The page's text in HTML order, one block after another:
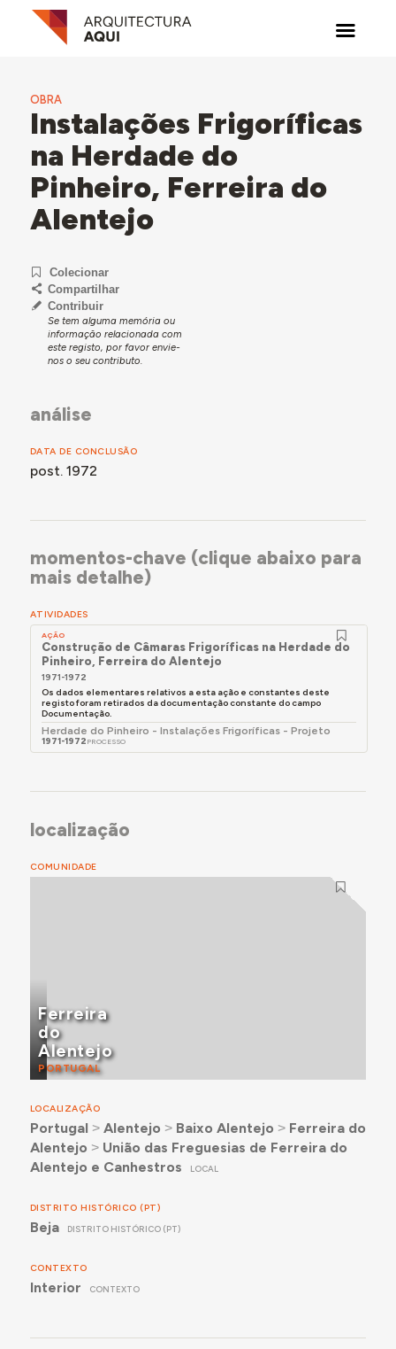
OBRA
Instalações Frigoríficas
na Herdade do
Pinheiro, Ferreira do
Alentejo
Colecionar
Compartilhar
Contribuir
Se tem alguma memória ou
informação relacionada com
este registo, por favor envie-
nos o seu contributo.
análise
DATA DE CONCLUSÃO
post. 1972
momentos-chave (clique abaixo para
mais detalhe)
ATIVIDADES
AÇÃO
Construção de Câmaras Frigoríficas na Herdade do
Pinheiro, Ferreira do Alentejo
1971-1972
Os dados elementares relativos a esta ação e constantes deste
registo foram retirados da documentação constante do campo
Documentação.
Herdade do Pinheiro - Instalações Frigoríficas - Projeto
1971-1972 PROCESSO
localização
COMUNIDADE
Ferreira
do
Alentejo
PORTUGAL
LOCALIZAÇÃO
Portugal ˃ Alentejo ˃ Baixo Alentejo ˃ Ferreira do
Alentejo ˃ União das Freguesias de Ferreira do
Alentejo e Canhestros
LOCAL
DISTRITO HISTÓRICO (PT)
Beja DISTRITO HISTÓRICO (PT)
CONTEXTO
Interior CONTEXTO